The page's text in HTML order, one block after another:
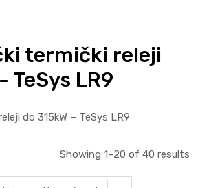
termički releji
TeSys LR9
do 315kW – TeSys LR9
Showing 1–20 of 40 results